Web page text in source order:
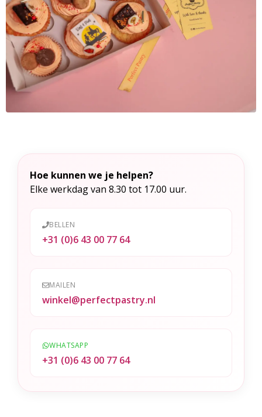
Hoe kunnen we je helpen?
Elke werkdag van 8.30 tot 17.00 uur.
BELLEN
+31 (0)6 43 00 77 64
MAILEN
winkel@perfectpastry.nl
WHATSAPP
+31 (0)6 43 00 77 64